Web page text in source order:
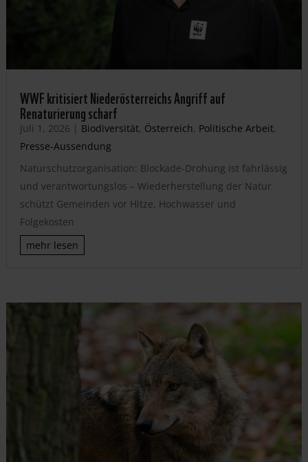
WWF kritisiert Niederösterreichs Angriff auf
Renaturierung scharf
Juli 1, 2026 | Biodiversität, Österreich, Politische Arbeit,
Presse-Aussendung
Naturschutzorganisation: Blockade-Drohung ist fahrlässig
und verantwortungslos – Wiederherstellung der Natur
schützt Gemeinden vor Hitze, Hochwasser und
Folgekosten
mehr lesen